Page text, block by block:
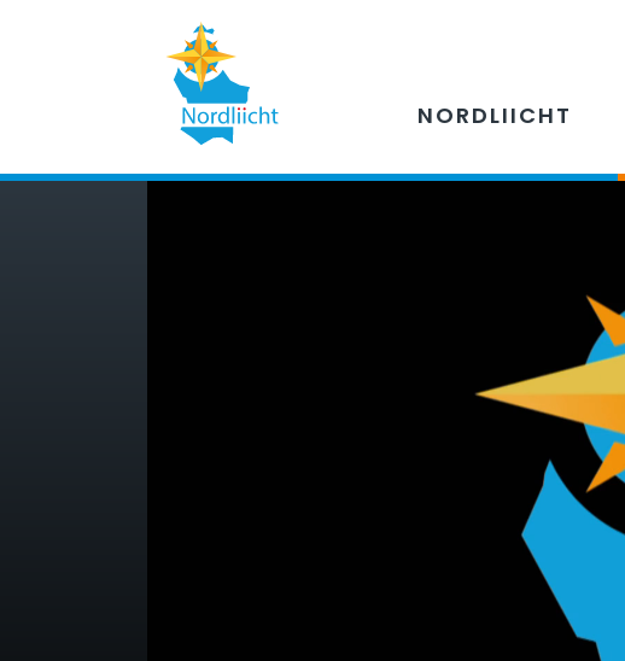
NORDLIICHT